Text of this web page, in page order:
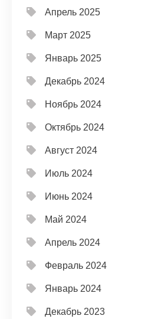
Апрель 2025
Март 2025
Январь 2025
Декабрь 2024
Ноябрь 2024
Октябрь 2024
Август 2024
Июль 2024
Июнь 2024
Май 2024
Апрель 2024
Февраль 2024
Январь 2024
Декабрь 2023